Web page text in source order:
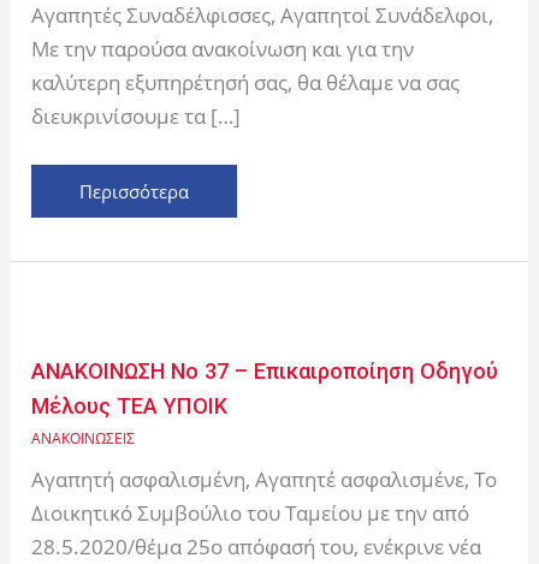
Αγαπητές Συναδέλφισσες, Αγαπητοί Συνάδελφοι,
Με την παρούσα ανακοίνωση και για την
καλύτερη εξυπηρέτησή σας, θα θέλαμε να σας
διευκρινίσουμε τα […]
από
ασφαλισμένα
μέλη
σε
συνεργαζόμενες
Περισσότερα
ΑΝΑΚΟΙΝΩΣΗ Νο 37 – Επικαιροποίηση Οδηγού
Μέλους ΤΕΑ ΥΠΟΙΚ
ΑΝΑΚΟΙΝΩΣΕΙΣ
Αγαπητή ασφαλισμένη, Αγαπητέ ασφαλισμένε, Το
Διοικητικό Συμβούλιο του Ταμείου με την από
28.5.2020/θέμα 25ο απόφασή του, ενέκρινε νέα
37
Επικαιροποίηση
Οδηγού
Μέλους
ΤΕΑ
ΥΠΟΙΚ